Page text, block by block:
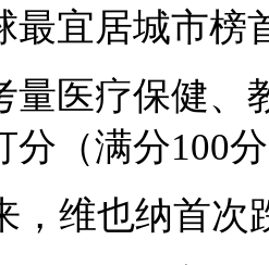
最宜居城市榜
量医疗保健、
分（满分100
，维也纳首次